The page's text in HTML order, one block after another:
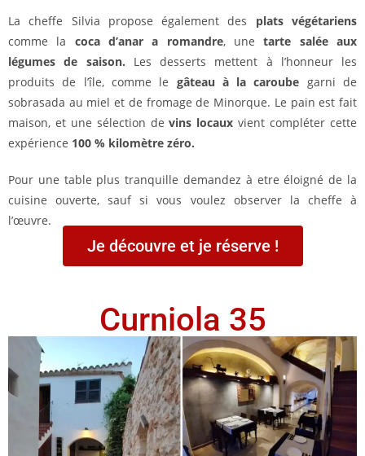
La cheffe Silvia propose également des plats végétariens
comme la coca d’anar a romandre, unetarte salée aux
légumes de saison. Les desserts mettent à l’honneur les
produits de l’île, comme le gâteau à la caroube garni de
sobrasada au miel et de fromage de Minorque. Le pain est fait
maison, et une sélection devins locaux vient compléter cette
expérience 100 % kilomètre zéro.
Pour une table plus tranquille demandez à etre éloigné de la
cuisine ouverte, sauf si vous voulez observer la cheffe à
l’œuvre.
Je découvre et je réserve !
Curniola 35